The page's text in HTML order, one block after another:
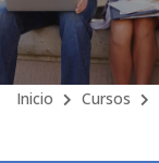
Inicio Cursos